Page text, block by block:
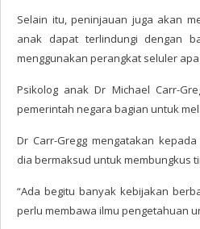
Selain itu, peninjauan juga akan
anak dapat terlindungi dengan
menggunakan perangkat seluler
Psikolog anak Dr Michael Carr-
pemerintah negara bagian untuk
Dr Carr-Gregg mengatakan
dia bermaksud untuk membungkus
“Ada begitu banyak kebijakan
perlu membawa ilmu pengetahuan